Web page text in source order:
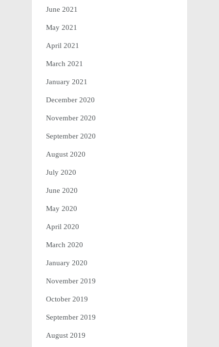
June 2021
May 2021
April 2021
March 2021
January 2021
December 2020
November 2020
September 2020
August 2020
July 2020
June 2020
May 2020
April 2020
March 2020
January 2020
November 2019
October 2019
September 2019
August 2019